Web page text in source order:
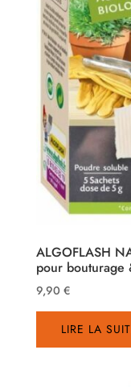
ALGOFLASH
pour
9,90 €
LIRE LA